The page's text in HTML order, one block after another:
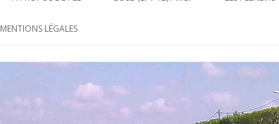
MENTIONS LÉGALES